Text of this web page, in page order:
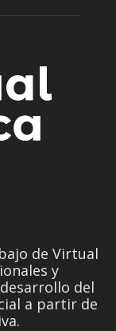
de Virtual
y
del
a partir de